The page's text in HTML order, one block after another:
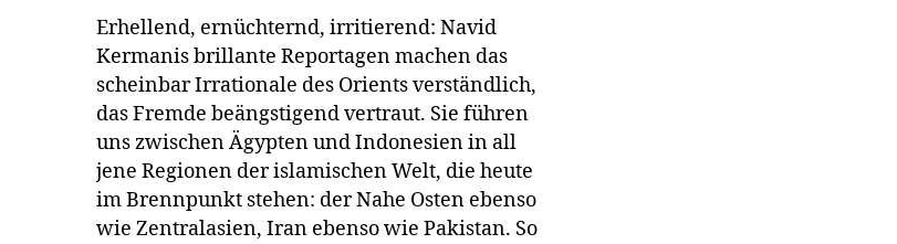
Erhellend, ernüchternd, irritierend: Navid
Kermanis brillante Reportagen machen das
scheinbar Irrationale des Orients verständlich,
das Fremde beängstigend vertraut. Sie führen
uns zwischen Ägypten und Indonesien in all
jene Regionen der islamischen Welt, die heute
im Brennpunkt stehen: der Nahe Osten ebenso
wie Zentralasien, Iran ebenso wie Pakistan. So